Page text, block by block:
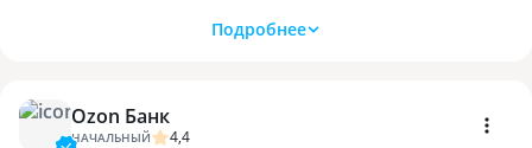
Подробнее
Ozon Банк
НАЧАЛЬНЫЙ 4,4